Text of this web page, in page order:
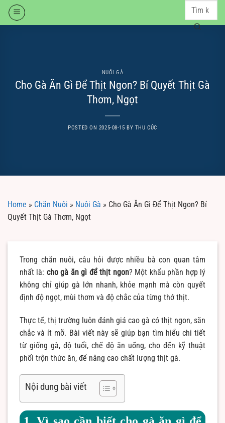
Skip
NUÔI GÀ
Cho Gà Ăn Gì Để Thịt Ngon? Bí Quyết Thịt Gà
Thơm, Ngọt
POSTED ON 2025-08-15 BY THU CÚC
Home » Chăn Nuôi » Nuôi Gà » Cho Gà Ăn Gì Để Thịt Ngon? Bí
Quyết Thịt Gà Thơm, Ngọt
Trong chăn nuôi, câu hỏi được nhiều bà con quan tâm
nhất là: cho gà ăn gì để thịt ngon? Một khẩu phần hợp lý
không chỉ giúp gà lớn nhanh, khỏe mạnh mà còn quyết
định độ ngọt, mùi thơm và độ chắc của từng thớ thịt.
Thực tế, thị trường luôn đánh giá cao gà có thịt ngon, săn
chắc và ít mỡ. Bài viết này sẽ giúp bạn tìm hiểu chi tiết
từ giống gà, độ tuổi, chế độ ăn uống, cho đến kỹ thuật
phối trộn thức ăn, để nâng cao chất lượng thịt gà.
Nội dung bài viết